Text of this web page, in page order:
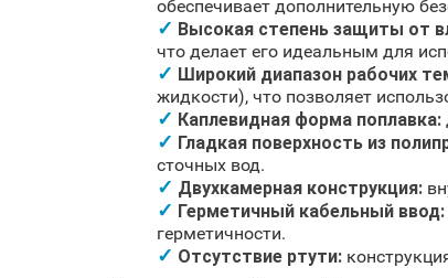
обеспечивает дополнительную
Высокая степень защиты от
что делает его идеальным для
Широкий диапазон рабочих
жидкости), что позволяет
Каплевидная форма поплавка:
Гладкая поверхность из
сточных вод.
Двухкамерная конструкция:
Герметичный кабельный ввод:
герметичности.
Отсутствие ртути: